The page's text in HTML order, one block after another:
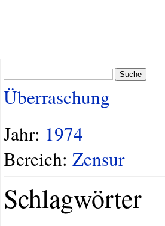
Suche
Überraschung
Jahr: 1974
Bereich: Zensur
Schlagwörter